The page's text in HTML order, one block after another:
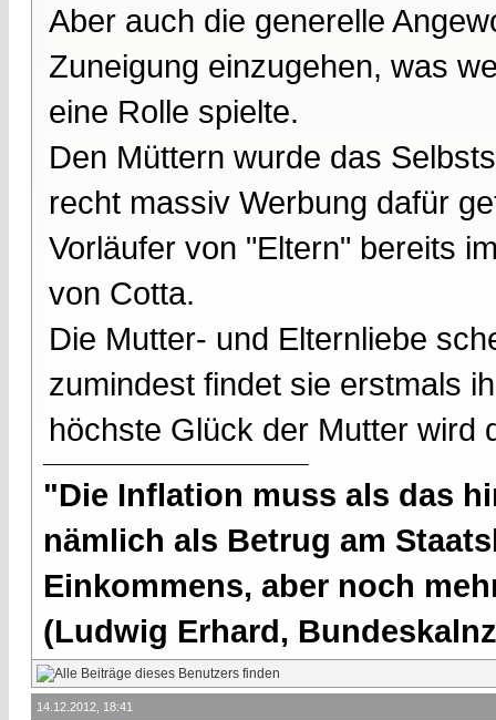
Aber auch die generelle
Zuneigung einzugehen, was
eine Rolle spielte.
Den Müttern wurde das
recht massiv Werbung dafür
Vorläufer von "Eltern" bereits
von Cotta.
Die Mutter- und Elternliebe
zumindest findet sie erstmals
höchste Glück der Mutter wird
"Die Inflation muss als das
nämlich als Betrug am
Einkommens, aber noch
(Ludwig Erhard,
14.12.2012, 18:41